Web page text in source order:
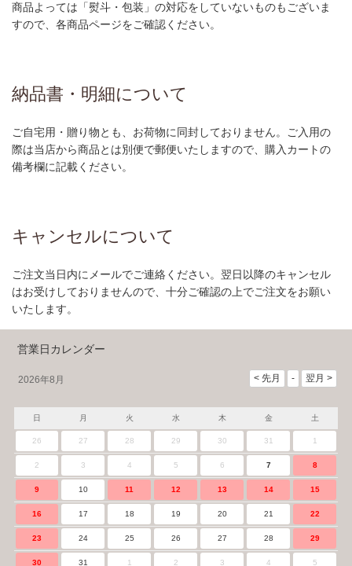
商品よっては「熨斗・包装」の対応をしていないものもございま
すので、各商品ページをご確認ください。
納品書・明細について
ご自宅用・贈り物とも、お荷物に同封しておりません。ご入用の
際は当店から商品とは別便で郵便いたしますので、購入カートの
備考欄に記載ください。
キャンセルについて
ご注文当日内にメールでご連絡ください。翌日以降のキャンセル
はお受けしておりませんので、十分ご確認の上でご注文をお願い
いたします。
営業日カレンダー
2026年8月
日 月 火 水 木 金 土
26 27 28 29 30 31 1
2 3 4 5 6 7 8
9 10 11 12 13 14 15
16 17 18 19 20 21 22
23 24 25 26 27 28 29
30 31 1 2 3 4 5